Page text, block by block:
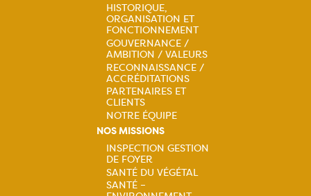
Navigation
principale
HISTORIQUE,
ORGANISATION ET
FONCTIONNEMENT
GOUVERNANCE /
AMBITION / VALEURS
RECONNAISSANCE /
ACCRÉDITATIONS
PARTENAIRES ET
CLIENTS
NOTRE ÉQUIPE
NOS MISSIONS
Navigation
INSPECTION GESTION
DE FOYER
SANTÉ DU VÉGÉTAL
SANTÉ –